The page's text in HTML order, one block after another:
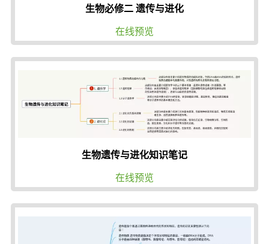
生物必修二 遗传与进化
在线预览
生物遗传与进化知识笔记
在线预览